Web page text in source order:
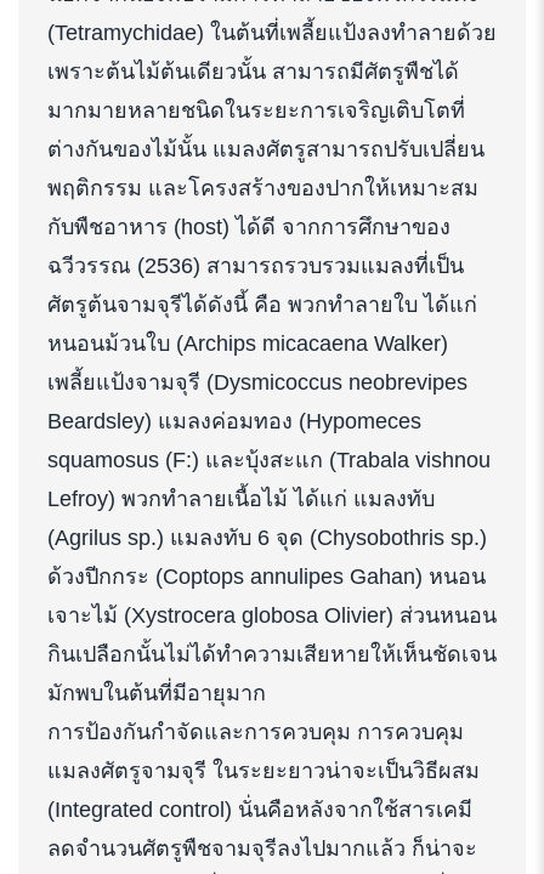
(Tetramychidae) ในต้นที่เพลี้ยแป้งลงทำลายด้วย
เพราะต้นไม้ต้นเดียวนั้น สามารถมีศัตรูพืชได้
มากมายหลายชนิดในระยะการเจริญเติบโตที่
ต่างกันของไม้นั้น แมลงศัตรูสามารถปรับเปลี่ยน
พฤติกรรม และโครงสร้างของปากให้เหมาะสม
กับพืชอาหาร (host) ได้ดี จากการศึกษาของ
ฉวีวรรณ (2536) สามารถรวบรวมแมลงที่เป็น
ศัตรูต้นจามจุรีได้ดังนี้ คือ พวกทำลายใบ ได้แก่
หนอนม้วนใบ (Archips micacaena Walker)
เพลี้ยแป้งจามจุรี (Dysmicoccus neobrevipes
Beardsley) แมลงค่อมทอง (Hypomeces
squamosus (F:) และบุ้งสะแก (Trabala vishnou
Lefroy) พวกทำลายเนื้อไม้ ได้แก่ แมลงทับ
(Agrilus sp.) แมลงทับ 6 จุด (Chysobothris sp.)
ด้วงปีกกระ (Coptops annulipes Gahan) หนอน
เจาะไม้ (Xystrocera globosa Olivier) ส่วนหนอน
กินเปลือกนั้นไม่ได้ทำความเสียหายให้เห็นชัดเจน
มักพบในต้นที่มีอายุมาก
การป้องกันกำจัดและการควบคุม การควบคุม
แมลงศัตรูจามจุรี ในระยะยาวน่าจะเป็นวิธีผสม
(Integrated control) นั่นคือหลังจากใช้สารเคมี
ลดจำนวนศัตรูพืชจามจุรีลงไปมากแล้ว ก็น่าจะ